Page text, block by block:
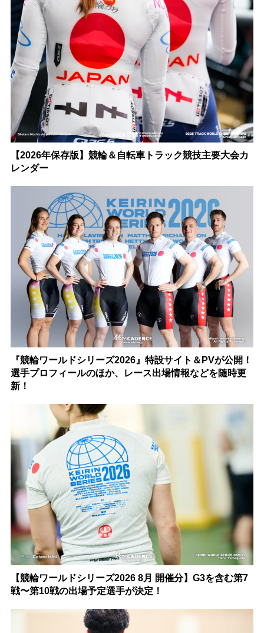
【2026年保存版】競輪＆自転車トラック競技主要大会カ
レンダー
『競輪ワールドシリーズ2026』特設サイト＆PVが公開！
選手プロフィールのほか、レース出場情報などを随時更
新！
【競輪ワールドシリーズ2026 8月 開催分】G3を含む第7
戦〜第10戦の出場予定選手が決定！